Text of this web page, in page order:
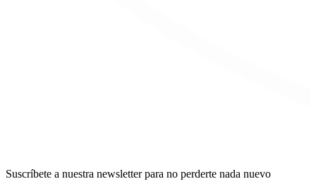
Suscríbete a nuestra newsletter para no perderte nada nuevo